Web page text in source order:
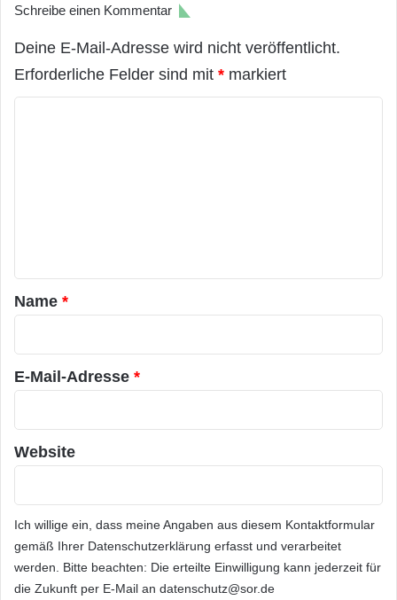
Schreibe einen Kommentar
Deine E-Mail-Adresse wird nicht veröffentlicht.
Erforderliche Felder sind mit * markiert
a
r
*
Name *
E-Mail-Adresse *
Website
Ich willige ein, dass meine Angaben aus diesem Kontaktformular
gemäß Ihrer Datenschutzerklärung erfasst und verarbeitet
werden. Bitte beachten: Die erteilte Einwilligung kann jederzeit für
die Zukunft per E-Mail an datenschutz@sor.de